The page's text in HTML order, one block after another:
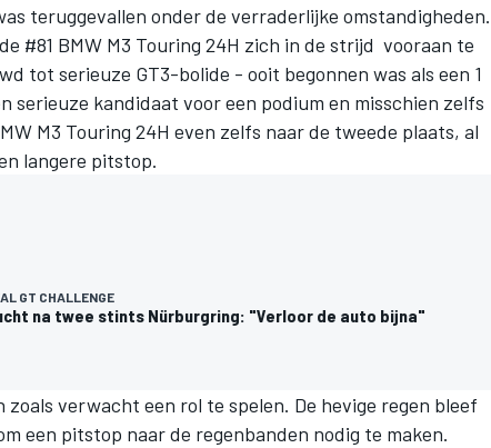
teruggevallen onder de verraderlijke omstandigheden.
#81 BMW M3 Touring 24H zich in de strijd vooraan te
tot serieuze GT3-bolide - ooit begonnen was als een 1
serieuze kandidaat voor een podium en misschien zelfs
M3 Touring 24H even zelfs naar de tweede plaats, al
langere pitstop.
GT CHALLENGE
na twee stints Nürburgring: "Verloor de auto bijna"
zoals verwacht een rol te spelen. De hevige regen bleef
een pitstop naar de regenbanden nodig te maken.